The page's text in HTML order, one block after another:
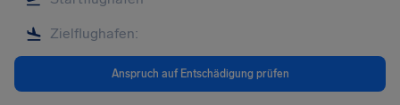
Anspruch auf Entschädigung prüfen